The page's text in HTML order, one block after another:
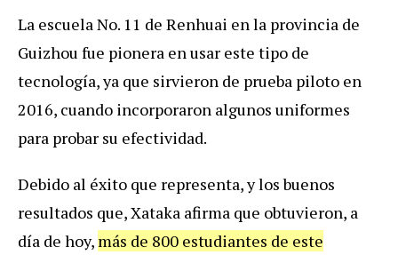
La escuela No. 11 de Renhuai en la provincia de
Guizhou fue pionera en usar este tipo de
tecnología, ya que sirvieron de prueba piloto en
2016, cuando incorporaron algunos uniformes
para probar su efectividad.
Debido al éxito que representa, y los buenos
resultados que, Xataka afirma que obtuvieron, a
día de hoy, más de 800 estudiantes de este